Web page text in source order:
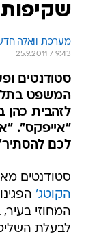
מערכת וואלה
25.9.2011 / 9:43
סטודנטים
המשפט בתל
לזהבית כהן
"אייפקס".
לכם
סטודנטים
הקוטג'
המחוזי
לבעלת